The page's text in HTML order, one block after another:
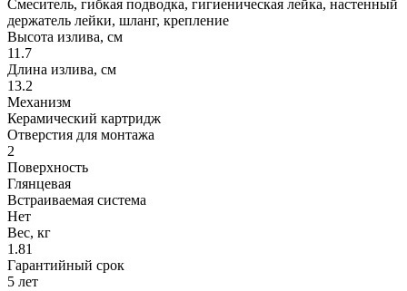
Смеситель, гибкая подводка, гигиеническая лейка, настенный
держатель лейки, шланг, крепление
Высота излива, см
11.7
Длина излива, см
13.2
Механизм
Керамический картридж
Отверстия для монтажа
2
Поверхность
Глянцевая
Встраиваемая система
Нет
Вес, кг
1.81
Гарантийный срок
5 лет